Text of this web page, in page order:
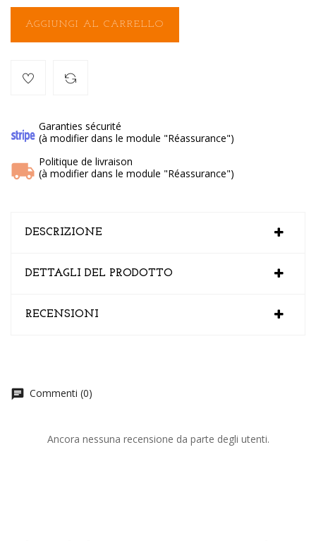
AGGIUNGI AL CARRELLO
Garanties sécurité
(à modifier dans le module "Réassurance")
Politique de livraison
(à modifier dans le module "Réassurance")
DESCRIZIONE
DETTAGLI DEL PRODOTTO
RECENSIONI
chat Commenti (0)
Ancora nessuna recensione da parte degli utenti.